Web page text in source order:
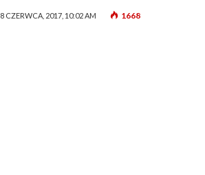
8 CZERWCA, 2017, 10:02 AM 1668